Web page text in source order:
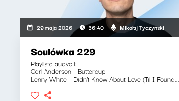
29 maja 2026 56:40 Mikołaj Tyczyński
Soulówka 229
Playlista audycji:
Carl Anderson - Buttercup
Lenny White - Didn't Know About Love (Til I Found...